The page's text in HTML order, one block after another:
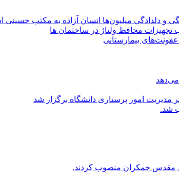
و دلدادگی میلیون‌ها انسان آزاده به مکتب
تجهیزات محافظ ولتاژ در ساختمان ها
بیمارستانی
می‌دهد
امور پرستاری دانشگاه برگزار شد
شد.
مقدس جمکران منصوب کردند.